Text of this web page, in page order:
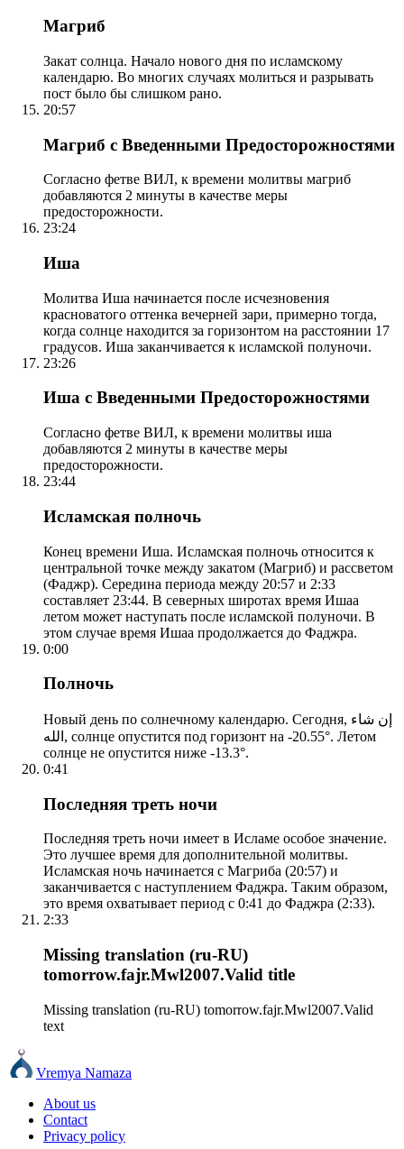
Магриб
Закат солнца. Начало нового дня по исламскому
календарю. Во многих случаях молиться и разрывать
пост было бы слишком рано.
20:57
Магриб с Введенными Предосторожностями
Согласно фетве ВИЛ, к времени молитвы магриб
добавляются 2 минуты в качестве меры
предосторожности.
23:24
Иша
Молитва Иша начинается после исчезновения
красноватого оттенка вечерней зари, примерно тогда,
когда солнце находится за горизонтом на расстоянии 17
градусов. Иша заканчивается к исламской полуночи.
23:26
Иша с Введенными Предосторожностями
Согласно фетве ВИЛ, к времени молитвы иша
добавляются 2 минуты в качестве меры
предосторожности.
23:44
Исламская полночь
Конец времени Иша. Исламская полночь относится к
центральной точке между закатом (Магриб) и рассветом
(Фаджр). Середина периода между 20:57 и 2:33
составляет 23:44. В северных широтах время Ишаа
летом может наступать после исламской полуночи. В
этом случае время Ишаа продолжается до Фаджра.
0:00
Полночь
Новый день по солнечному календарю. Сегодня, إن شاء
الله, солнце опустится под горизонт на -20.55°. Летом
солнце не опустится ниже -13.3°.
0:41
Последняя треть ночи
Последняя треть ночи имеет в Исламе особое значение.
Это лучшее время для дополнительной молитвы.
Исламская ночь начинается с Магриба (20:57) и
заканчивается с наступлением Фаджра. Таким образом,
это время охватывает период с 0:41 до Фаджра (2:33).
2:33
Missing translation (ru-RU)
tomorrow.fajr.Mwl2007.Valid title
Missing translation (ru-RU) tomorrow.fajr.Mwl2007.Valid
text
Vremya Namaza
About us
Contact
Privacy policy